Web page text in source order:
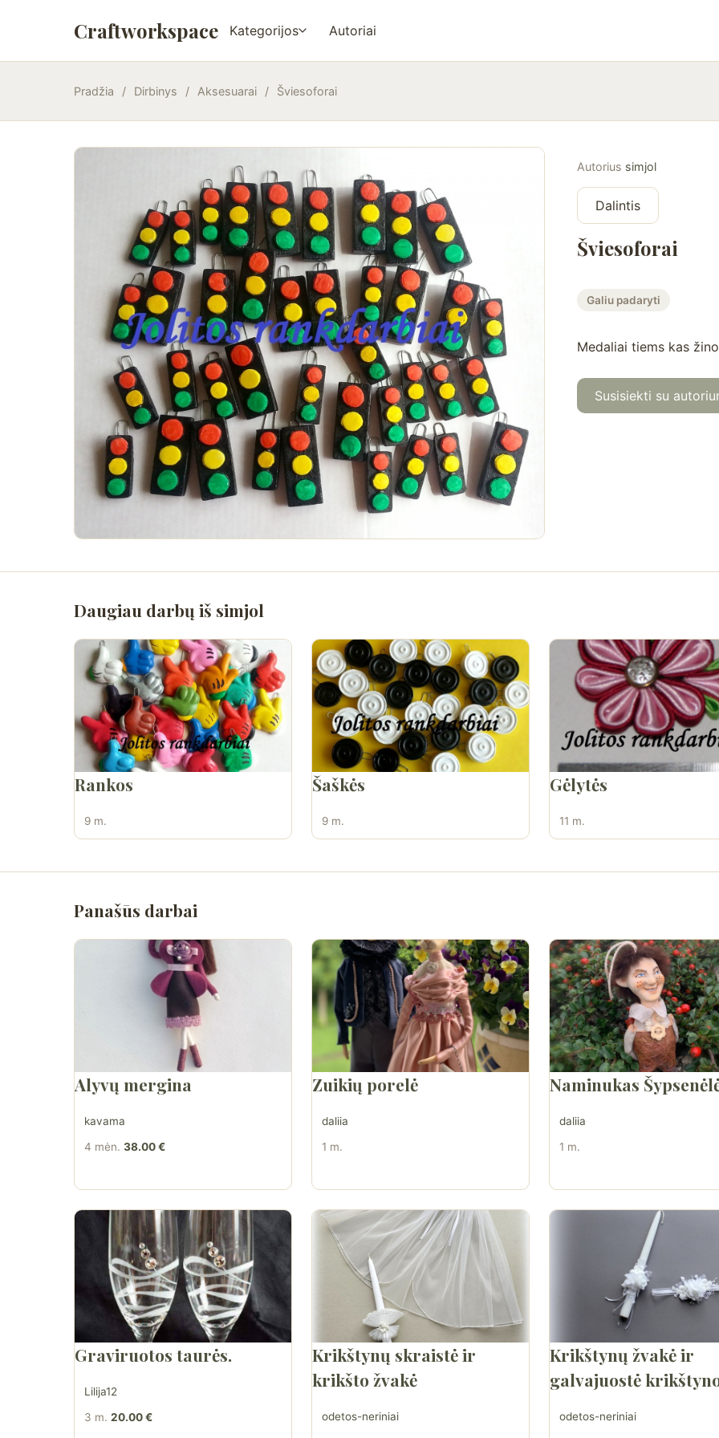
Craftworkspace Kategorijos Autoriai
Pradžia / Dirbinys / Aksesuarai / Šviesoforai
Autorius simjol
Dalintis
Šviesoforai
Galiu padaryti
Medaliai tiems kas
Susisiekti su
Daugiau darbų iš simjol
Rankos
9 m.
Šaškės
9 m.
Gėlytės
11 m.
Panašūs darbai
Alyvų mergina
kavama
4 mėn. 38.00 €
Zuikių porelė
daliia
1 m.
Naminukas
daliia
1 m.
Graviruotos taurės.
Lilija12
3 m. 20.00 €
Krikštynų skraistė ir
krikšto žvakė
odetos-neriniai
Krikštynų žvakė ir
galvajuostė
odetos-neriniai